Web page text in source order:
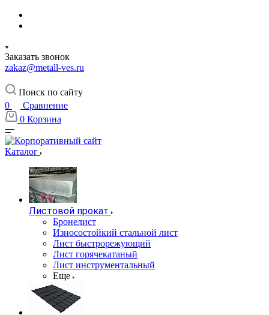
Заказать звонок
zakaz@metall-ves.ru
Поиск по сайту
0
Сравнение
0 Корзина
Каталог
Листовой прокат
Бронелист
Износостойкий стальной лист
Лист быстрорежующий
Лист горячекатаный
Лист инструментальный
Еще